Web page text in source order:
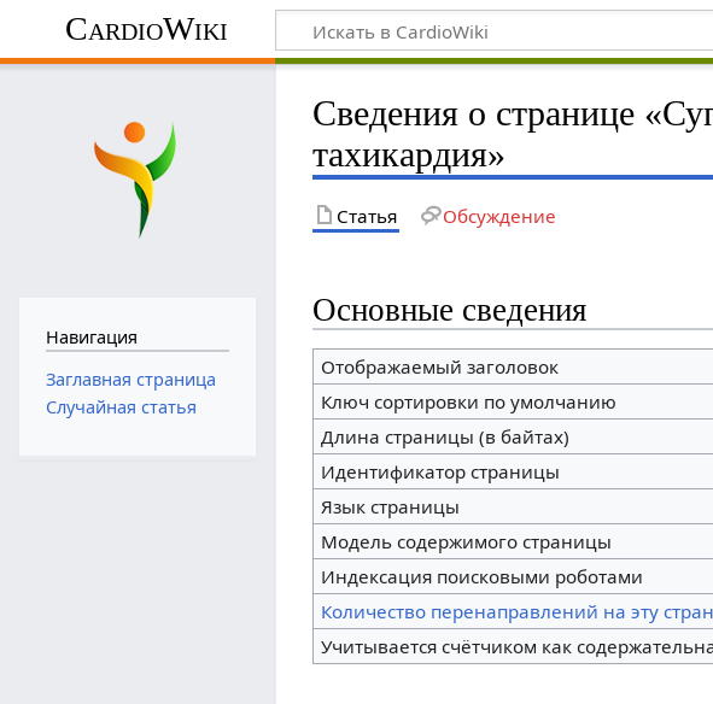
CardioWiki
Сведения о странице
тахикардия»
Статья Обсуждение
Основные сведения
Отображаемый заголовок
Ключ сортировки по умолчанию
Длина страницы (в байтах)
Идентификатор страницы
Язык страницы
Модель содержимого страницы
Индексация поисковыми роботами
Количество перенаправлений на эту
Учитывается счётчиком как
Навигация
Заглавная страница
Случайная статья